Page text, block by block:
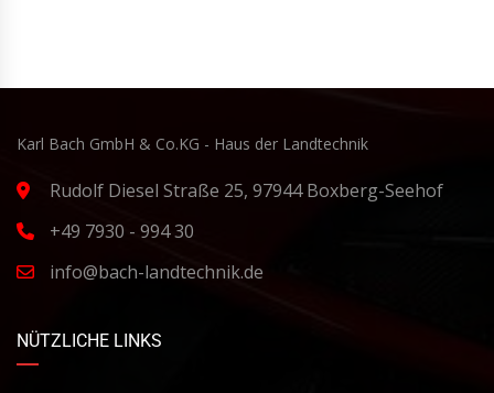
Karl Bach GmbH & Co.KG - Haus der Landtechnik
Rudolf Diesel Straße 25, 97944 Boxberg-Seehof
+49 7930 - 994 30
info@bach-landtechnik.de
NÜTZLICHE LINKS